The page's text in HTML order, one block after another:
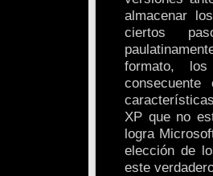
almacenar
ciertos
formato,
XP que no
logra
elección de
este